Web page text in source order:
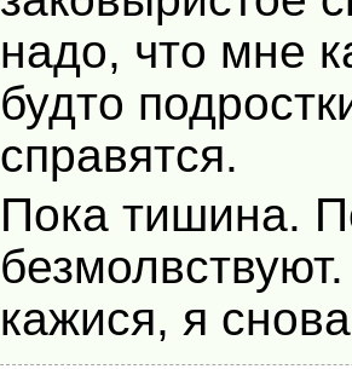
надо, что мне
будто
справятся.
Пока тишина.
кажися, я